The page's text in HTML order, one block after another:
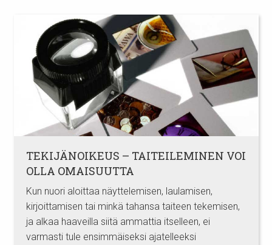
TEKIJÄNOIKEUS – TAITEILEMINEN VOI
OLLA OMAISUUTTA
Kun nuori aloittaa näyttelemisen, laulamisen,
kirjoittamisen tai minkä tahansa taiteen tekemisen,
ja alkaa haaveilla siitä ammattia itselleen, ei
varmasti tule ensimmäiseksi ajatelleeksi